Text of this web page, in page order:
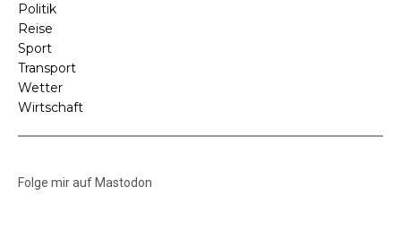
Politik
Reise
Sport
Transport
Wetter
Wirtschaft
Folge mir auf Mastodon